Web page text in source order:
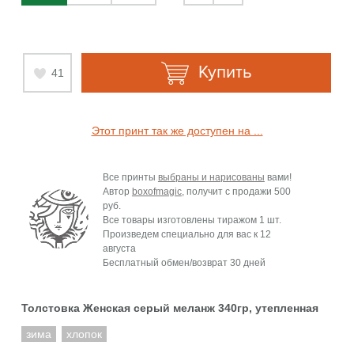
41 Купить
Этот принт так же доступен на ...
Все принты выбраны и нарисованы вами!
Автор boxofmagic, получит с продажи 500
руб.
Все товары изготовлены тиражом 1 шт.
Произведем специально для вас к 12
августа
Бесплатный обмен/возврат 30 дней
Толстовка Женская серый меланж 340гр, утепленная
зима хлопок